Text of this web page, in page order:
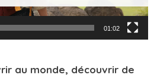
01:02
au monde, découvrir de